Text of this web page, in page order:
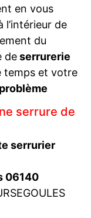
en vous
de
du
deserrurerie
temps et votre
serrure de
serrurier
06140